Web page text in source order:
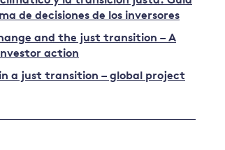
de decisiones de los inversores
and the just transition – A
action
a just transition – global project